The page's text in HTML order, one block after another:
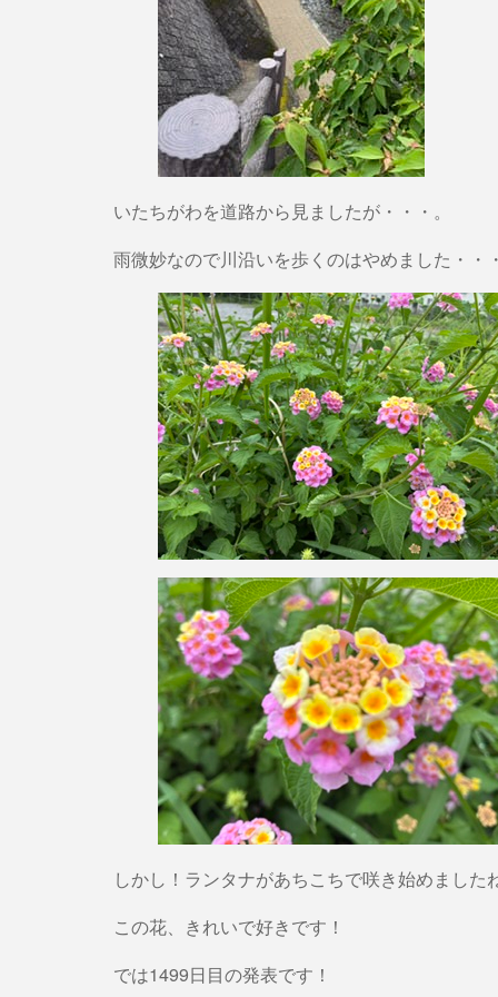
いたちがわを道路から見ましたが・・・。
雨微妙なので川沿いを歩くのはやめました・・
しかし！ランタナがあちこちで咲き始めました
この花、きれいで好きです！
では1499日目の発表です！